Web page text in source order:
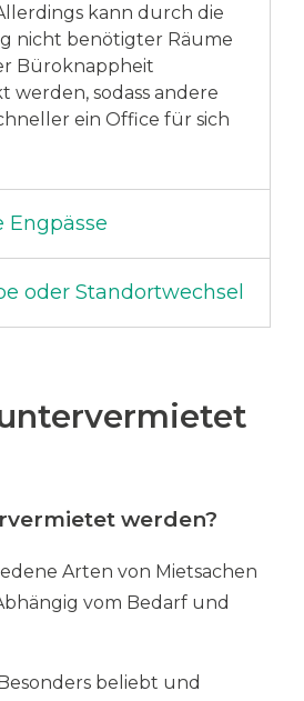
kann durch die
nicht benötigter Räume
Büroknappheit
sodass andere
ein Office für sich
oder Standortwechsel
werden?
Arten von Mietsachen
vom Bedarf und
beliebt und